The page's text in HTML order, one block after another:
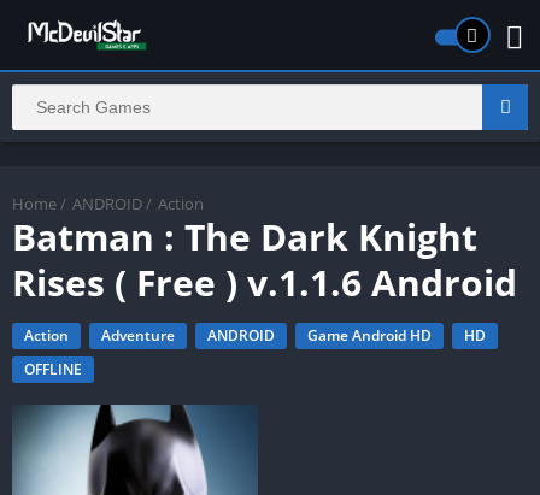
Home / ANDROID / Action
Batman : The Dark Knight
Rises ( Free ) v.1.1.6 Android
Action Adventure ANDROID Game Android HD
HD
OFFLINE